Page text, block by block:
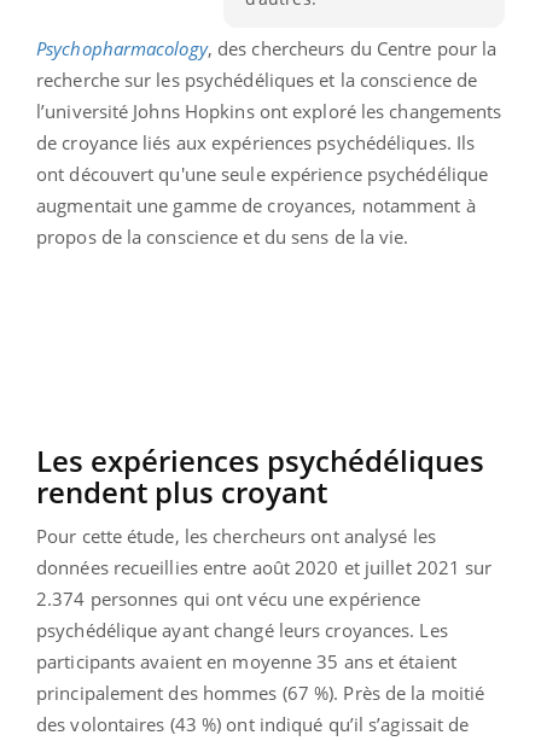
Psychopharmacology, des chercheurs du Centre pour la
recherche sur les psychédéliques et la conscience de
l’université Johns Hopkins ont exploré les changements
de croyance liés aux expériences psychédéliques. Ils
ont découvert qu'une seule expérience psychédélique
augmentait une gamme de croyances, notamment à
propos de la conscience et du sens de la vie.
Les expériences psychédéliques
rendent plus croyant
Pour cette étude, les chercheurs ont analysé les
données recueillies entre août 2020 et juillet 2021 sur
2.374 personnes qui ont vécu une expérience
psychédélique ayant changé leurs croyances. Les
participants avaient en moyenne 35 ans et étaient
principalement des hommes (67 %). Près de la moitié
des volontaires (43 %) ont indiqué qu’il s’agissait de